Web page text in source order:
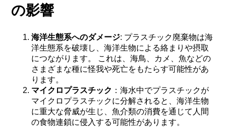
の影響
海洋生態系へのダメージ: プラスチック廃棄物は海
洋生態系を破壊し、海洋生物による絡まりや摂取
につながります。 これは、海鳥、カメ、魚などの
さまざまな種に怪我や死亡をもたらす可能性があ
ります。
マイクロプラスチック ：海水中でプラスチックが
マイクロプラスチックに分解されると、海洋生物
に重大な脅威が生じ、魚介類の消費を通じて人間
の食物連鎖に侵入する可能性があります。